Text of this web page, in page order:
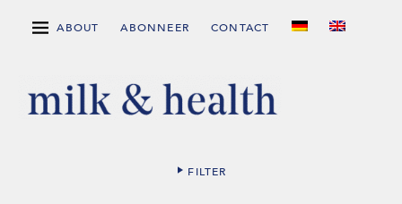
ABOUT ABONNEER CONTACT
FILTER